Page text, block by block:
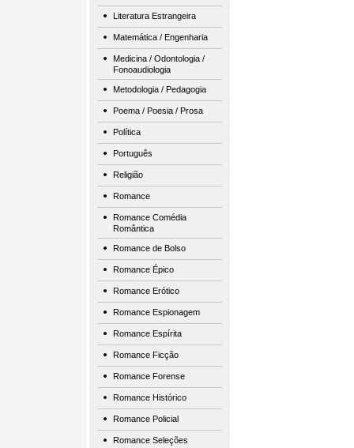
Literatura Estrangeira
Matemática / Engenharia
Medicina / Odontologia /
Fonoaudiologia
Metodologia / Pedagogia
Poema / Poesia / Prosa
Política
Português
Religião
Romance
Romance Comédia
Romântica
Romance de Bolso
Romance Épico
Romance Erótico
Romance Espionagem
Romance Espírita
Romance Ficção
Romance Forense
Romance Histórico
Romance Policial
Romance Seleções